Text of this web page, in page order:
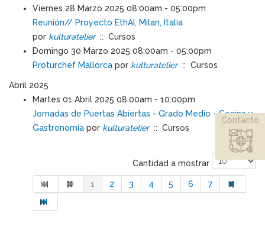
Viernes 28 Marzo 2025 08:00am - 05:00pm
Reunión// Proyecto EthAI, Milan, Italia
por kulturatelier:: Cursos
Domingo 30 Marzo 2025 08:00am - 05:00pm
Proturchef Mallorca por kulturatelier:: Cursos
Abril 2025
Martes 01 Abril 2025 08:00am - 10:00pm
Jornadas de Puertas Abiertas - Grado Medio - Cocina y
Gastronomía por kulturatelier:: Cursos
Cantidad a mostrar
1 2 3 4 5 6 7
Contacto